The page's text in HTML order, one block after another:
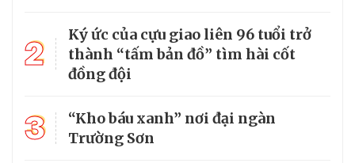
2
Ký ức của cựu giao liên 96 tuổi trở
thành “tấm bản đồ” tìm hài cốt
đồng đội
3
“Kho báu xanh” nơi đại ngàn
Trường Sơn